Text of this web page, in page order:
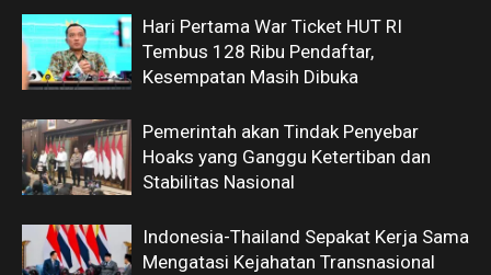
Hari Pertama War Ticket HUT RI
Tembus 128 Ribu Pendaftar,
Kesempatan Masih Dibuka
Pemerintah akan Tindak Penyebar
Hoaks yang Ganggu Ketertiban dan
Stabilitas Nasional
Indonesia-Thailand Sepakat Kerja Sama
Mengatasi Kejahatan Transnasional